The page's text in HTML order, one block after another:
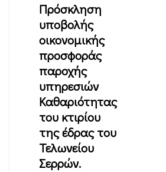
Πρόσκληση
υποβολής
οικονομικής
προσφοράς
παροχής
υπηρεσιών
Καθαριότητας
του κτιρίου
της έδρας του
Τελωνείου
Σερρών.